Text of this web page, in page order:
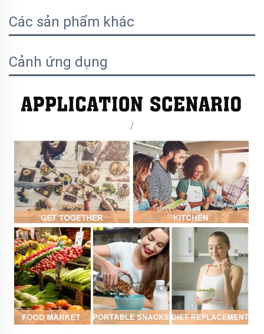
Các sản phẩm khác
Cảnh ứng dụng